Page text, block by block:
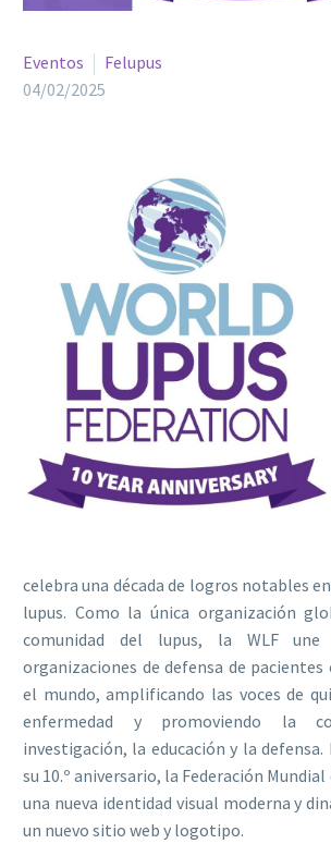
Eventos
Felupus
04/02/2025
celebra una década de logros notables
lupus. Como la única organización
comunidad del lupus, la WLF
organizaciones de defensa de
el mundo, amplificando las voces de
enfermedad y promoviendo la
investigación, la educación y la
su 10.º aniversario, la Federación
una nueva identidad visual moderna y
un nuevo sitio web y logotipo.